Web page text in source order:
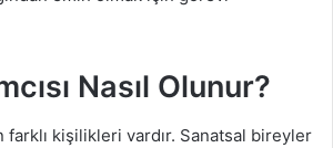
Nasıl Olunur?
farklı kişilikleri vardır. Sanatsal bireyler